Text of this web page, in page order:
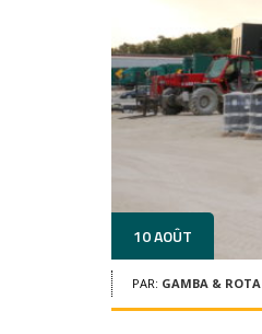
10 AOÛT
PAR: GAMBA & ROTA